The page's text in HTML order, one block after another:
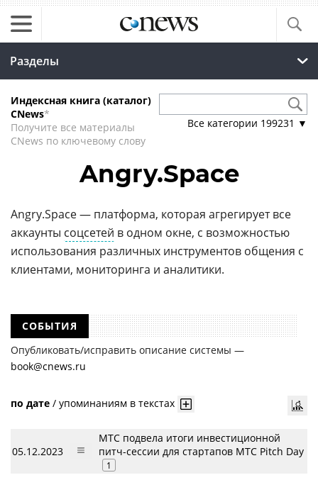
Разделы
Индексная книга (каталог)
CNews*
Получите все материалы
CNews по ключевому слову
Все категории 199231 ▼
Angry.Space
Angry.Space — платформа, которая агрегирует все
аккаунты соцсетей в одном окне, с возможностью
использования различных инструментов общения с
клиентами, мониторинга и аналитики.
СОБЫТИЯ
Опубликовать/исправить описание системы —
book@cnews.ru
по дате / упоминаниям в текстах
05.12.2023
МТС подвела итоги инвестиционной
питч-сессии для стартапов МТС Pitch Day
1